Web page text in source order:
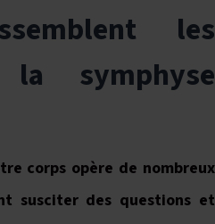
les
symphyse
corps opère de nombreux
susciter des questions et